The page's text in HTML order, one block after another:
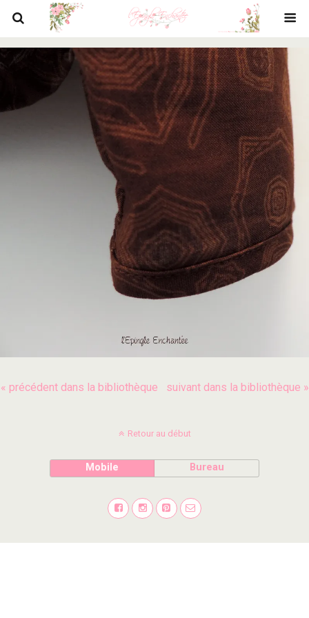
« précédent dans la bibliothèque suivant dans la bibliothèque »
Retour au début
Mobile Bureau